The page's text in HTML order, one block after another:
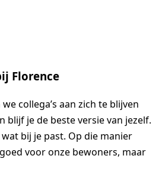
Florence
collega’s aan zich te blijven
blijf je de beste versie van jezelf.
bij je past. Op die manier
voor onze bewoners, maar